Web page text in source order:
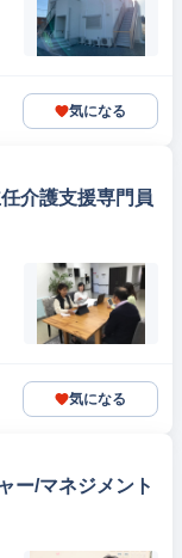
気になる
介護支援専門員
気になる
ー/マネジメント